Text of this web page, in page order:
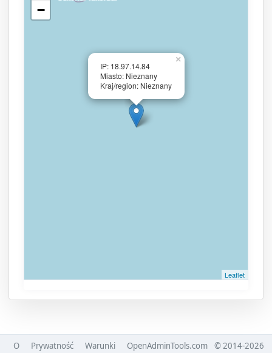
IP: 18.97.14.84
Miasto: Nieznany
Kraj/region: Nieznany
×
−
Leaflet
O Prywatność Warunki OpenAdminTools.com © 2014-2026